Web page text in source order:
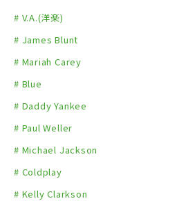
# V.A.(洋楽)
# James Blunt
# Mariah Carey
# Blue
# Daddy Yankee
# Paul Weller
# Michael Jackson
# Coldplay
# Kelly Clarkson